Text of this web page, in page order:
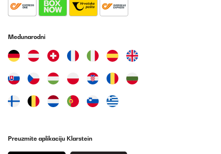
_______________________________
Prevedi
wasser befüllung etwas gewöhnungs bedürftig
Međunarodni
Preuzmite aplikaciju Klarstein